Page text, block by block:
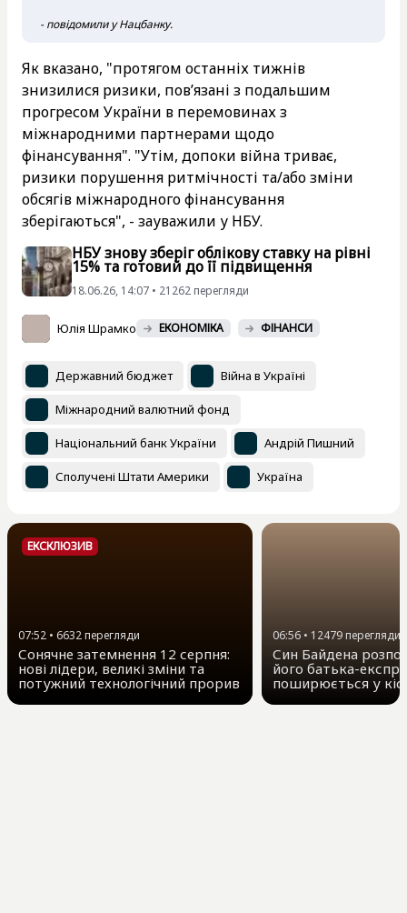
- повідомили у Нацбанку.
Як вказано, "протягом останніх тижнів
знизилися ризики, пов’язані з подальшим
прогресом України в перемовинах з
міжнародними партнерами щодо
фінансування". "Утім, допоки війна триває,
ризики порушення ритмічності та/або зміни
обсягів міжнародного фінансування
зберігаються", - зауважили у НБУ.
НБУ знову зберіг облікову ставку на рівні
15% та готовий до її підвищення
18.06.26, 14:07 • 21262 перегляди
Юлія Шрамко ЕКОНОМІКА ФІНАНСИ
Державний бюджет Війна в Україні
Міжнародний валютний фонд
Національний банк України Андрій Пишний
Сполучені Штати Америки Україна
ЕКСКЛЮЗИВ
07:52 • 6632перегляди
Сонячне затемнення 12 серпня:
нові лідери, великі зміни та
потужний технологічний прорив
06:56 • 12479перегляди
Син Байдена
його батька-
поширюється у